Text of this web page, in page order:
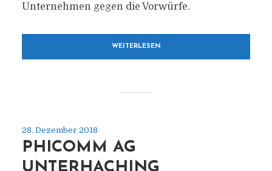
Unternehmen gegen die Vorwürfe.
WEITERLESEN
28. Dezember 2018
PHICOMM AG
UNTERHACHING